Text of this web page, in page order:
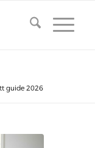
guide 2026